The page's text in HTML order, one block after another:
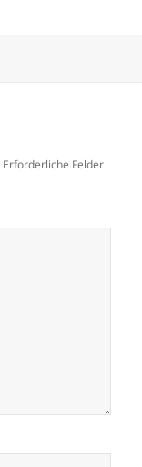
Erforderliche Felder